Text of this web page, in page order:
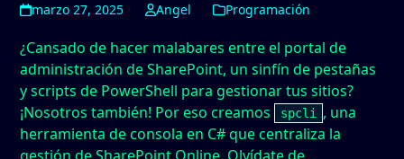
marzo 27, 2025 Angel Programación
¿Cansado de hacer malabares entre el portal de
administración de SharePoint, un sinfín de pestañas
y scripts de PowerShell para gestionar tus sitios?
¡Nosotros también! Por eso creamos
spcli
, una
herramienta de consola en C# que centraliza la